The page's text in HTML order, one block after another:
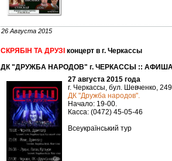
26 Августа 2015
СКРЯБІН ТА ДРУЗІ концерт в г. Черкассы
ДК "ДРУЖБА НАРОДОВ" г. ЧЕРКАССЫ ::
27 августа 2015 года
г. Черкассы, бул. Шевченко, 249
ДК "Дружба народов".
Начало: 19-00.
Касса: (0472) 45-05-46
Всеукраїнський тур